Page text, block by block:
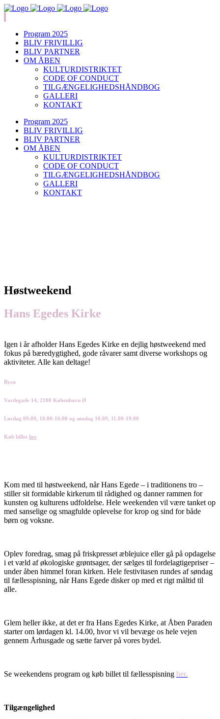
Program 2025
BLIV FRIVILLIG
BLIV PARTNER
OM ÅBEN
KULTURDISTRIKTET
CODE OF CONDUCT
TILGÆNGELIGHEDSHÅNDBOG
GALLERI
KONTAKT
Program 2025
BLIV FRIVILLIG
BLIV PARTNER
OM ÅBEN
KULTURDISTRIKTET
CODE OF CONDUCT
TILGÆNGELIGHEDSHÅNDBOG
GALLERI
KONTAKT
Høstweekend
Hans Egedes Kirke
Igen i år afholder Hans Egedes Kirke en dejlig høstweekend med
fokus på bæredygtighed, gode råvarer samt diverse workshops og
aktiviteter. Alle kan deltage!
Byen
Vardegade 14, 2100 København Ø
Lørdag 09.09, 10.00-16.00 og søndag 10.09, 11.00-19.00
Køb billet her
Kom med til høstweekend, når Hans Egede – i traditionens tro –
stiller sit formidable kirkerum til rådighed og danner rammen for
kunsten og kulturens udfoldelse. Hele weekenden vil være tanket op
med sanselige og smagfulde oplevelse for krop og sind for både
børn og voksne.
Oplev foredrag, smag på friskpresset æblejuice eller gå på opdagelse
i et væld af økologiske grøntsager, der sælges til fordelagtigepriser –
under åben himmel foran kirken. Hele festivitasen rundes af søndag
til fællesspisning, når Hans Egede disker op med et rigt måltid til
alle.
Glem heller ikke, at det er fra Hans Egedes Kirke, at Åben Paraden
starter om lørdagen kl. 14.00, hvor vi vil bevæge os hele vejen
gennem Århusgade og sætte farver på vores bydel.
Se weekendens program og køb billet til fællesspisning her.
Tilgængelighed